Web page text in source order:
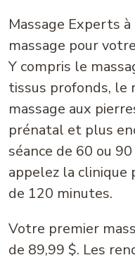
Massage Experts
massage pour
Y compris le
tissus profonds, le
massage aux
prénatal et plus
séance de 60 ou
appelez la clinique
de 120 minutes.
Votre premier
de 89,99 $. Les